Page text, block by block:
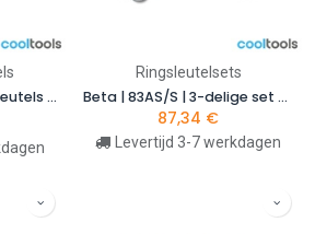
Beta | 83AS | Startersleutels voor startmotoren, inch-maten
Ringsleutelsets
Beta | 83AS/S | 3-delige set startersleutels in inch-maten | 000830181
87,34 €
Levertijd 3-7 werkdagen